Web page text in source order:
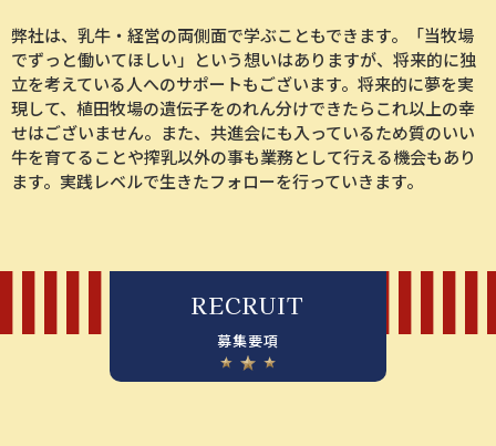
弊社は、乳牛・経営の両側面で学ぶこともできます。「当牧場
でずっと働いてほしい」という想いはありますが、将来的に独
立を考えている人へのサポートもございます。将来的に夢を実
現して、植田牧場の遺伝子をのれん分けできたらこれ以上の幸
せはございません。また、共進会にも入っているため質のいい
牛を育てることや搾乳以外の事も業務として行える機会もあり
ます。実践レベルで生きたフォローを行っていきます。
RECRUIT
募集要項